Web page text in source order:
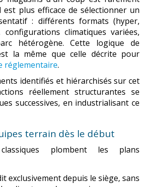
est plus efficace de sélectionner un
: différents formats (hyper,
climatiques variées,
hétérogène. Cette logique de
la même que celle décrite pour
réglementaire.
identifiés et hiérarchisés sur cet
réellement structurantes se
successives, en industrialisant ce
terrain dès le début
plombent les plans
exclusivement depuis le siège, sans